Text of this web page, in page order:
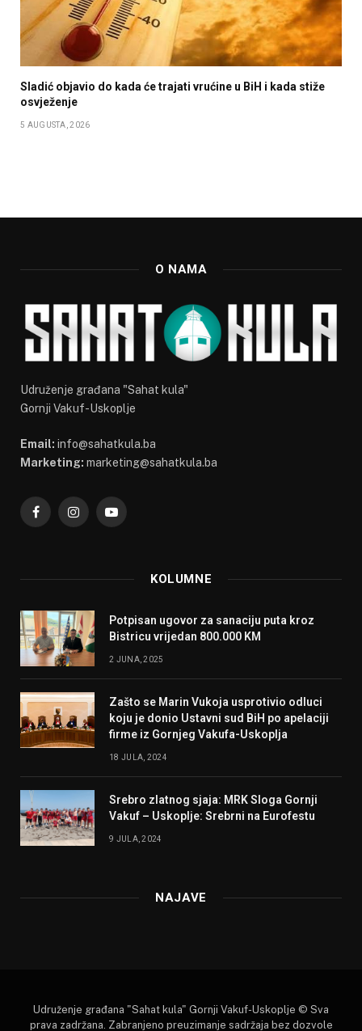
Sladić objavio do kada će trajati vrućine u BiH i kada stiže
osvježenje
5 AUGUSTA, 2026
O NAMA
Udruženje građana "Sahat kula"
Gornji Vakuf-Uskoplje
Email: info@sahatkula.ba
Marketing: marketing@sahatkula.ba
FacebookInstagramYouTube
KOLUMNE
Potpisan ugovor za sanaciju puta kroz
Bistricu vrijedan 800.000 KM
2 JUNA, 2025
Zašto se Marin Vukoja usprotivio odluci
koju je donio Ustavni sud BiH po apelaciji
firme iz Gornjeg Vakufa-Uskoplja
18 JULA, 2024
Srebro zlatnog sjaja: MRK Sloga Gornji
Vakuf – Uskoplje: Srebrni na Eurofestu
9 JULA, 2024
NAJAVE
Udruženje građana "Sahat kula" Gornji Vakuf-Uskoplje © Sva
prava zadržana. Zabranjeno preuzimanje sadržaja bez dozvole